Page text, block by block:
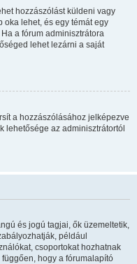
hozzászólást küldeni vagy
oka lehet, és egy témát egy
a fórum adminisztrátora
lehet lezárni a saját
a hozzászólásához jelképezve
lehetősége az adminisztrátortól
és jogú tagjai, ők üzemeltetik,
például
csoportokat hozhatnak
hogy a fórumalapító